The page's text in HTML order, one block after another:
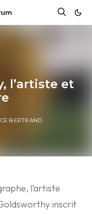
l’artiste et
BERTRAND
l’artiste
inscrit